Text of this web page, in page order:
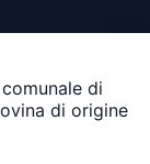
di
di origine